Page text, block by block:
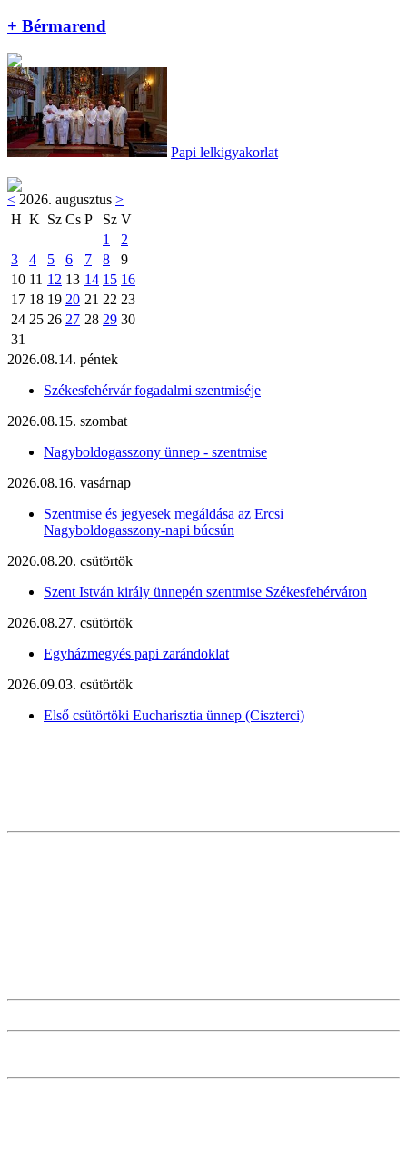
+ Bérmarend
Papi lelkigyakorlat
< 2026. augusztus >
H K Sz Cs P Sz V
1
2
3
4 5 6 7 8
9
10 11 12 13 14 15 16
17 18 19 20 21 22 23
24 25 26 27 28 29 30
31
2026.08.14. péntek
Székesfehérvár fogadalmi szentmiséje
2026.08.15. szombat
Nagyboldogasszony ünnep - szentmise
2026.08.16. vasárnap
Szentmise és jegyesek megáldása az Ercsi
Nagyboldogasszony-napi búcsún
2026.08.20. csütörtök
Szent István király ünnepén szentmise Székesfehérváron
2026.08.27. csütörtök
Egyházmegyés papi zarándoklat
2026.09.03. csütörtök
Első csütörtöki Eucharisztia ünnep (Ciszterci)